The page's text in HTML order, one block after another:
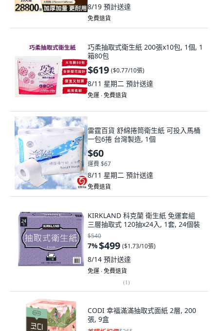
8/19 預計送達
免費退貨
巧柔抽取式衛生紙 200張x10包, 1個, 1
箱80包
$619 ($0.77/10張)
8/11 星期二 預計送達
免運 ∙ 免費退貨
雷霆百貨 舒綿捲筒衛生紙 可投入馬桶
一包6捲 台灣製造, 1個
$60
運費 $67
8/11 星期二 預計送達
免費退貨
KIRKLAND 科克蘭 衛生紙 免運套組
三層抽取式 120抽x24入, 1套, 24個裝
$540
7%$499 ($1.73/10張)
8/14 預計送達
免運 ∙ 免費退貨
(1)
CODI 幸福滿滿抽取式面紙 2層, 200
張, 9盒